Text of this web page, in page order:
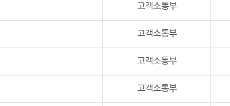
고객소통부
고객소통부
고객소통부
고객소통부